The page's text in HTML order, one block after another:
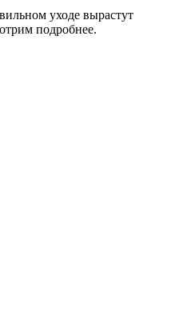
уходе вырастут
подробнее.